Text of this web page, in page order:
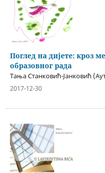
Поглед на дијете: кроз
образовног рада
Тања Станковић-Јанковић
2017-12-30